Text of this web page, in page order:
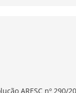
ARESC nº 290/